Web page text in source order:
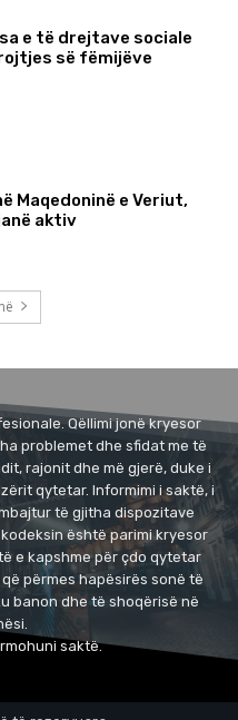
e të drejtave sociale
së fëmijëve
Maqedoninë e Veriut,
aktiv
Qëllimi jonë kryesor
problemet dhe sfidat me të
rajonit dhe më gjerë, duke i
qytetar. Informimi i saktë, i
të gjitha dispozitave
është parimi kryesor
e kapshme për çdo qytetar
përmes hapësirës sonë të
banon dhe të shoqërisë në
saktë.